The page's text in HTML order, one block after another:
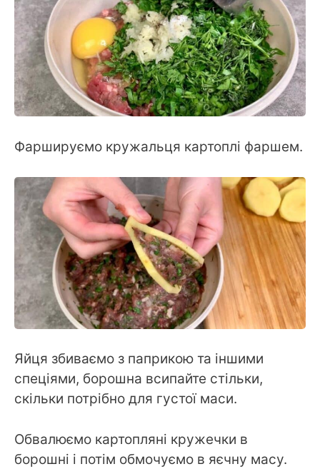
Фаршируємо кружальця картоплі фаршем.
Яйця збиваємо з паприкою та іншими
спеціями, борошна всипайте стільки,
скільки потрібно для густої маси.
Обвалюємо картопляні кружечки в
борошні і потім обмочуємо в яєчну масу.